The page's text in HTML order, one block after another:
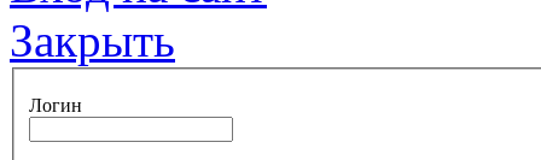
Закрыть
Логин